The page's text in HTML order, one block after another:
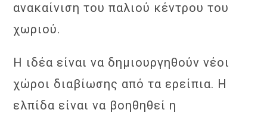
ανακαίνιση του παλιού κέντρου του
χωριού.
Η ιδέα είναι να δημιουργηθούν νέοι
χώροι διαβίωσης από τα ερείπια. Η
ελπίδα είναι να βοηθηθεί η